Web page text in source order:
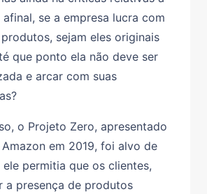
afinal, se a empresa lucra com
sejam eles originais
que ponto ela não deve ser
e arcar com suas
o Projeto Zero, apresentado
em 2019, foi alvo de
permitia que os clientes,
a presença de produtos